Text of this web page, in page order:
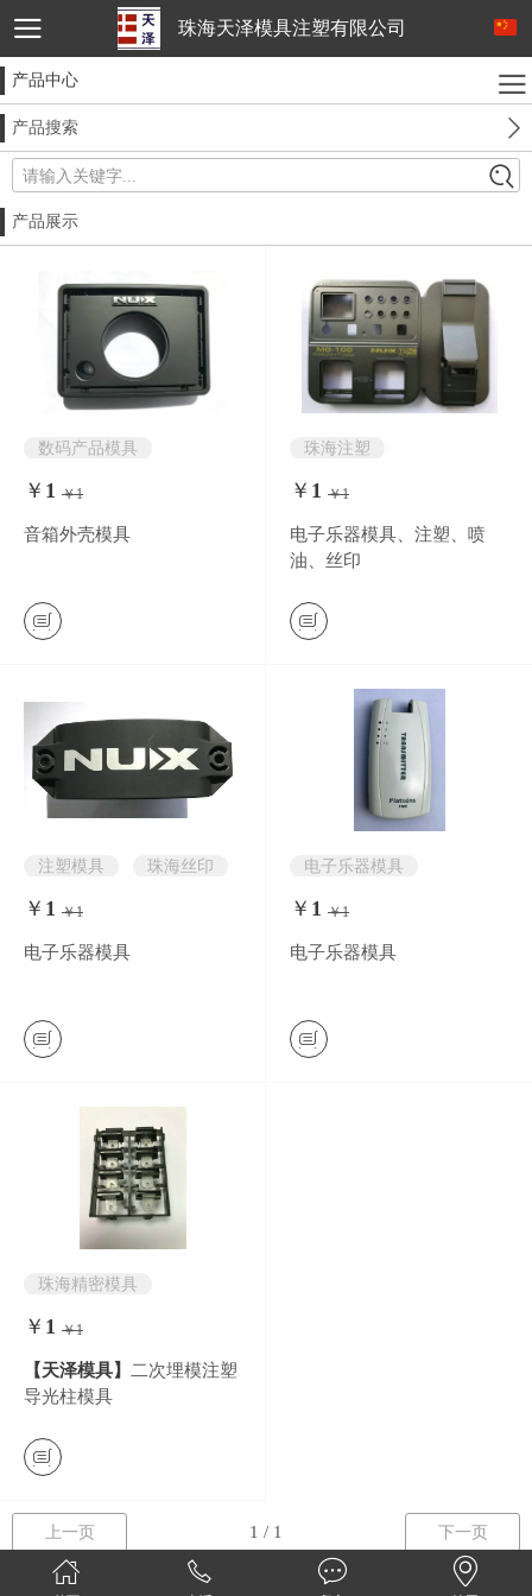
珠海天泽模具注塑有限公司
产品中心
产品搜索
请输入关键字...
产品展示
数码产品模具
医用耗材模具
电气产品模具
￥ 1 ￥1
0条评价
音箱外壳模具
珠海注塑
电力产品模具
￥ 1 ￥1
0条评价
电子乐器模具、注塑、喷
油、丝印
注塑模具
珠海丝印
￥ 1 ￥1
0条评价
电子乐器模具
电子乐器模具
￥ 1 ￥1
0条评价
电子乐器模具
珠海精密模具
￥ 1 ￥1
条评价
【天泽模具】
二次埋模注塑
导光柱模具
上一页 下一页
版权所有(C)珠海天泽模具注塑有限公司